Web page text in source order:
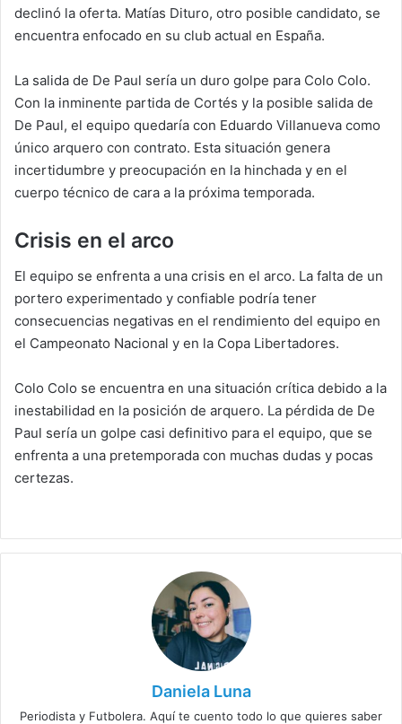
declinó la oferta. Matías Dituro, otro posible candidato, se
encuentra enfocado en su club actual en España.
La salida de De Paul sería un duro golpe para Colo Colo.
Con la inminente partida de Cortés y la posible salida de
De Paul, el equipo quedaría con Eduardo Villanueva como
único arquero con contrato. Esta situación genera
incertidumbre y preocupación en la hinchada y en el
cuerpo técnico de cara a la próxima temporada.
Crisis en el arco
El equipo se enfrenta a una crisis en el arco. La falta de un
portero experimentado y confiable podría tener
consecuencias negativas en el rendimiento del equipo en
el Campeonato Nacional y en la Copa Libertadores.
Colo Colo se encuentra en una situación crítica debido a la
inestabilidad en la posición de arquero. La pérdida de De
Paul sería un golpe casi definitivo para el equipo, que se
enfrenta a una pretemporada con muchas dudas y pocas
certezas.
Daniela Luna
Periodista y Futbolera. Aquí te cuento todo lo que quieres saber